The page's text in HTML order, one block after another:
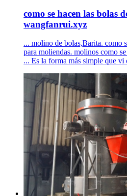
como se hacen las bolas
wangfanrui.xyz
... molino de bolas,Barita. como
para moliendas. molinos como
... Es la forma más simple que vi